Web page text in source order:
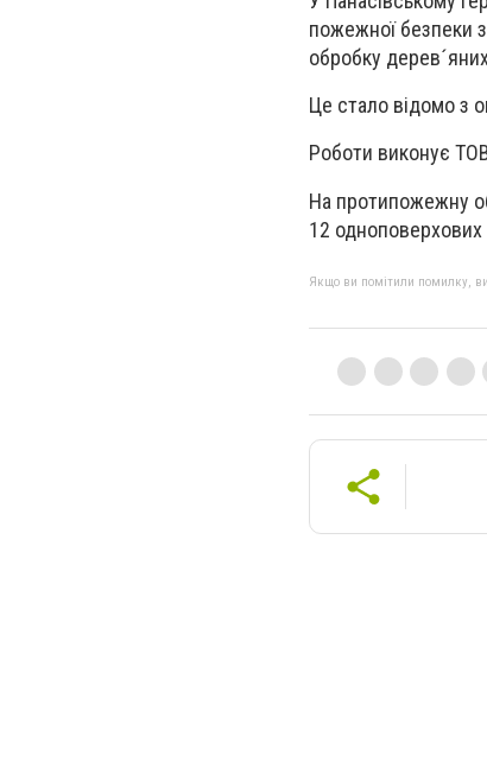
пожежної безпеки
обробку
Це стало відомо з
Роботи виконує
На протипожежну
12 одноповерхових
Якщо ви помітили помилку,